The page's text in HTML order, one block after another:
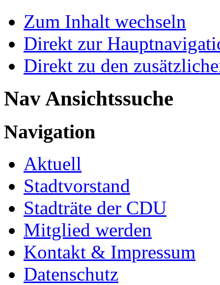
Zum Inhalt wechseln
Direkt zur
Direkt zu den
Nav Ansichtssuche
Navigation
Aktuell
Stadtvorstand
Stadträte der CDU
Mitglied werden
Kontakt & Impressum
Datenschutz